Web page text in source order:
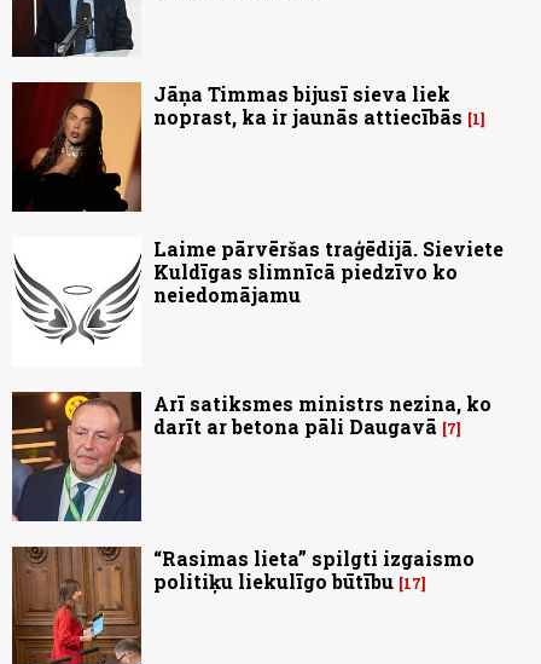
Jāņa Timmas bijusī sieva liek
noprast, ka ir jaunās attiecībās
1
Laime pārvēršas traģēdijā. Sieviete
Kuldīgas slimnīcā piedzīvo ko
neiedomājamu
Arī satiksmes ministrs nezina, ko
darīt ar betona pāli Daugavā
7
“Rasimas lieta” spilgti izgaismo
politiķu liekulīgo būtību 17